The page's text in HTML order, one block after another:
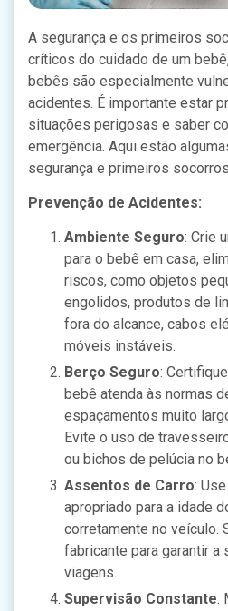
A segurança e os primeiros
críticos do cuidado de um
bebês são especialmente
acidentes. É importante estar
situações perigosas e saber
emergência. Aqui estão
segurança e primeiros
Prevenção de Acidentes:
Ambiente Seguro: Crie
para o bebê em casa,
riscos, como objetos
engolidos, produtos de
fora do alcance, cabos
móveis instáveis.
Berço Seguro:
bebê atenda às normas
espaçamentos muito
Evite o uso de
ou bichos de pelúcia no
Assentos de Carro:
apropriado para a idade
corretamente no veículo.
fabricante para garantir a
viagens.
Supervisão Constante: